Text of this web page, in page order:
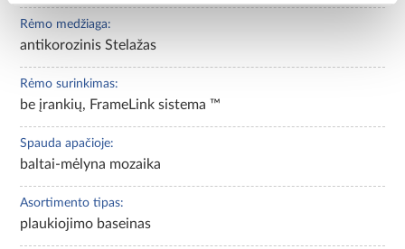
Rėmo medžiaga:
antikorozinis Stelažas
Rėmo surinkimas:
be įrankių, FrameLink sistema ™
Spauda apačioje:
baltai-mėlyna mozaika
Asortimento tipas:
plaukiojimo baseinas